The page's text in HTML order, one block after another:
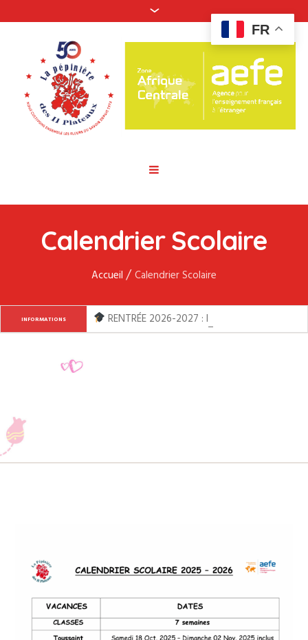
Calendrier Scolaire
Accueil /Calendrier Scolaire
INFORMATIONS RENTRÉE 2026-2027 : Inscription ouverte
FR